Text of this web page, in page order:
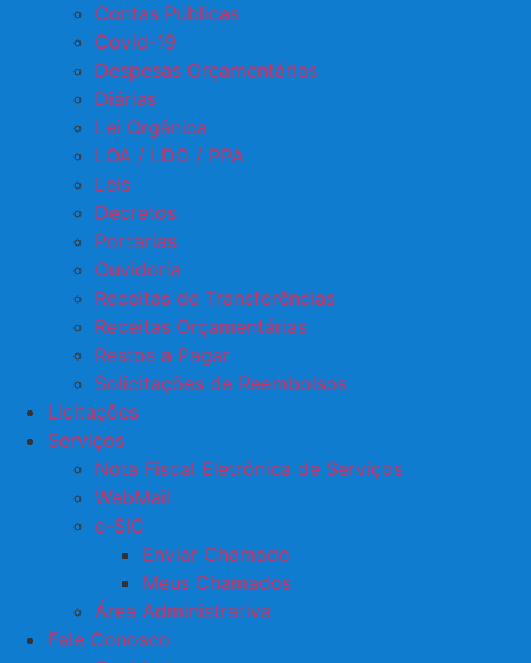
Contas Públicas
Covid-19
Despesas Orçamentárias
Diárias
Lei Orgânica
LOA / LDO / PPA
Leis
Decretos
Portarias
Ouvidoria
Receitas de Transferências
Receitas Orçamentárias
Restos a Pagar
Solicitações de Reembolsos
Licitações
Serviços
Nota Fiscal Eletrônica de Serviços
WebMail
e-SIC
Enviar Chamado
Meus Chamados
Área Administrativa
Fale Conosco